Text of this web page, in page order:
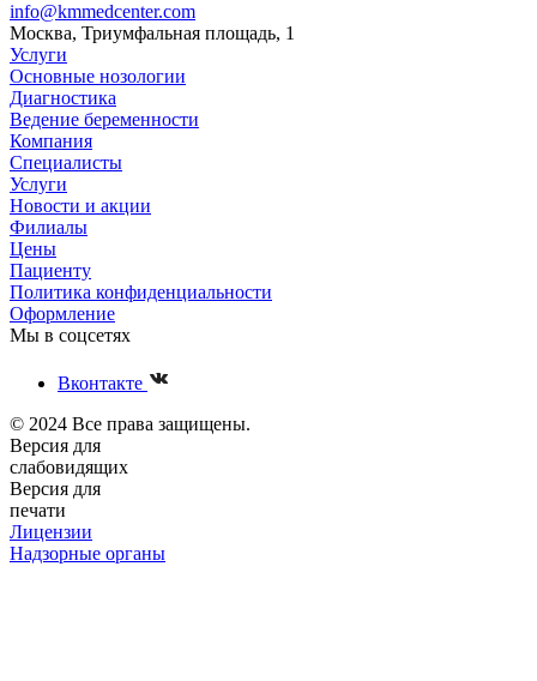
info@kmmedcenter.com
Москва, Триумфальная площадь, 1
Услуги
Основные нозологии
Диагностика
Ведение беременности
Компания
Специалисты
Услуги
Новости и акции
Филиалы
Цены
Пациенту
Политика конфиденциальности
Оформление
Мы в соцсетях
Вконтакте
© 2024 Все права защищены.
Версия для
слабовидящих
Версия для
печати
Лицензии
Надзорные органы